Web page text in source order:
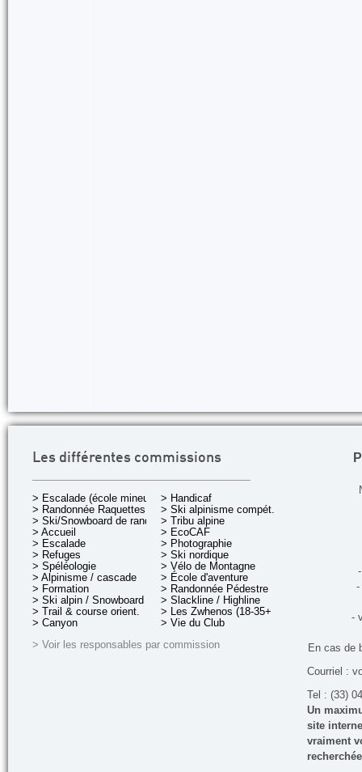
Les différentes commissions
> Escalade (école mineurs)
> Randonnée Raquettes
> Ski/Snowboard de rando.
> Accueil
> Escalade
> Refuges
> Spéléologie
> Alpinisme / cascade
> Formation
> Ski alpin / Snowboard
> Trail & course orient.
> Canyon
> Handicaf
> Ski alpinisme compét.
> Tribu alpine
> EcoCAF
> Photographie
> Ski nordique
> Vélo de Montagne
> École d'aventure
> Randonnée Pédestre
> Slackline / Highline
> Les Zwhenos (18-35+ ans)
> Vie du Club
> Voir les responsables par commission
-
-
En cas de
Courriel :
Tel : (33)
Un
site
vraiment